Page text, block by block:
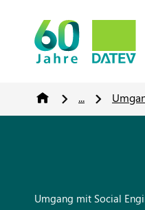
...
Umgang mit Social